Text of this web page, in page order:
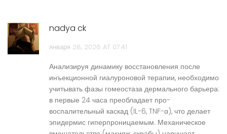
nadya ck
января 28, 2026 AT 07:41
Анализируя динамику восстановления после
инъекционной гиалуроновой терапии, необходимо
учитывать фазы гомеостаза дермального барьера:
в первые 24 часа преобладает про-
воспалительный каскад (IL-6, TNF-α), что делает
эпидермис гиперпроницаемым. Механическое